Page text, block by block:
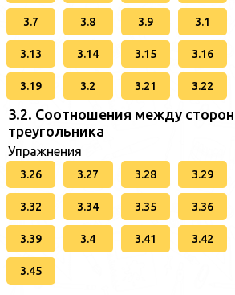
3.7 3.8 3.9 3.1
3.13 3.14 3.15 3.16
3.19 3.2 3.21 3.22
3.2. Соотношения между
треугольника
Упражнения
3.26 3.27 3.28 3.29
3.32 3.34 3.35 3.36
3.39 3.4 3.41 3.42
3.45